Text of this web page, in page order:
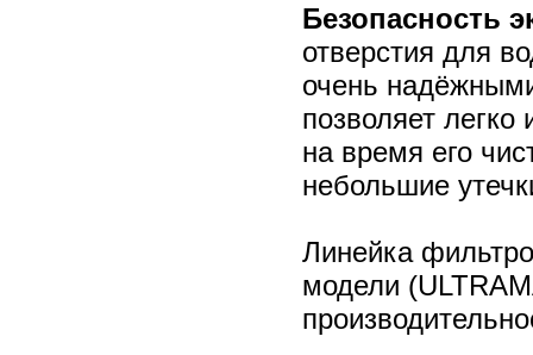
Безопасность
отверстия для
очень
позволяет
на время его
небольшие
Линейка
модели